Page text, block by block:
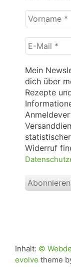
Vorname
*
E-
Mail
Mein
dich über
Rezepte
Widerruf
Inhalt: ©
evolve theme